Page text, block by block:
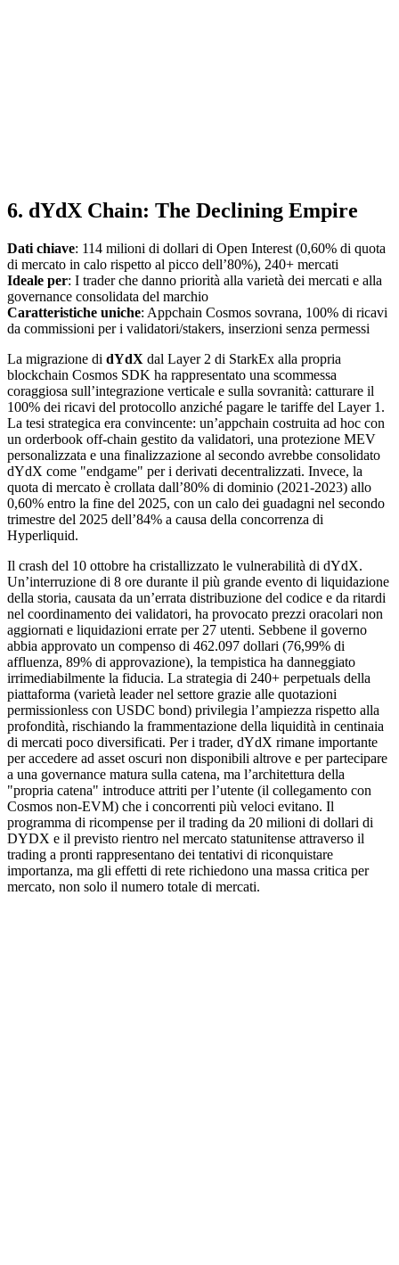
6. dYdX Chain: The Declining Empire
Dati chiave: 114 milioni di dollari di Open Interest (0,60% di quota
di mercato in calo rispetto al picco dell’80%), 240+ mercati
Ideale per: I trader che danno priorità alla varietà dei mercati e alla
governance consolidata del marchio
Caratteristiche uniche: Appchain Cosmos sovrana, 100% di ricavi
da commissioni per i validatori/stakers, inserzioni senza permessi
La migrazione di dYdX dal Layer 2 di StarkEx alla propria
blockchain Cosmos SDK ha rappresentato una scommessa
coraggiosa sull’integrazione verticale e sulla sovranità: catturare il
100% dei ricavi del protocollo anziché pagare le tariffe del Layer 1.
La tesi strategica era convincente: un’appchain costruita ad hoc con
un orderbook off-chain gestito da validatori, una protezione MEV
personalizzata e una finalizzazione al secondo avrebbe consolidato
dYdX come "endgame" per i derivati decentralizzati. Invece, la
quota di mercato è crollata dall’80% di dominio (2021-2023) allo
0,60% entro la fine del 2025, con un calo dei guadagni nel secondo
trimestre del 2025 dell’84% a causa della concorrenza di
Hyperliquid.
Il crash del 10 ottobre ha cristallizzato le vulnerabilità di dYdX.
Un’interruzione di 8 ore durante il più grande evento di liquidazione
della storia, causata da un’errata distribuzione del codice e da ritardi
nel coordinamento dei validatori, ha provocato prezzi oracolari non
aggiornati e liquidazioni errate per 27 utenti. Sebbene il governo
abbia approvato un compenso di 462.097 dollari (76,99% di
affluenza, 89% di approvazione), la tempistica ha danneggiato
irrimediabilmente la fiducia. La strategia di 240+ perpetuals della
piattaforma (varietà leader nel settore grazie alle quotazioni
permissionless con USDC bond) privilegia l’ampiezza rispetto alla
profondità, rischiando la frammentazione della liquidità in centinaia
di mercati poco diversificati. Per i trader, dYdX rimane importante
per accedere ad asset oscuri non disponibili altrove e per partecipare
a una governance matura sulla catena, ma l’architettura della
"propria catena" introduce attriti per l’utente (il collegamento con
Cosmos non-EVM) che i concorrenti più veloci evitano. Il
programma di ricompense per il trading da 20 milioni di dollari di
DYDX e il previsto rientro nel mercato statunitense attraverso il
trading a pronti rappresentano dei tentativi di riconquistare
importanza, ma gli effetti di rete richiedono una massa critica per
mercato, non solo il numero totale di mercati.